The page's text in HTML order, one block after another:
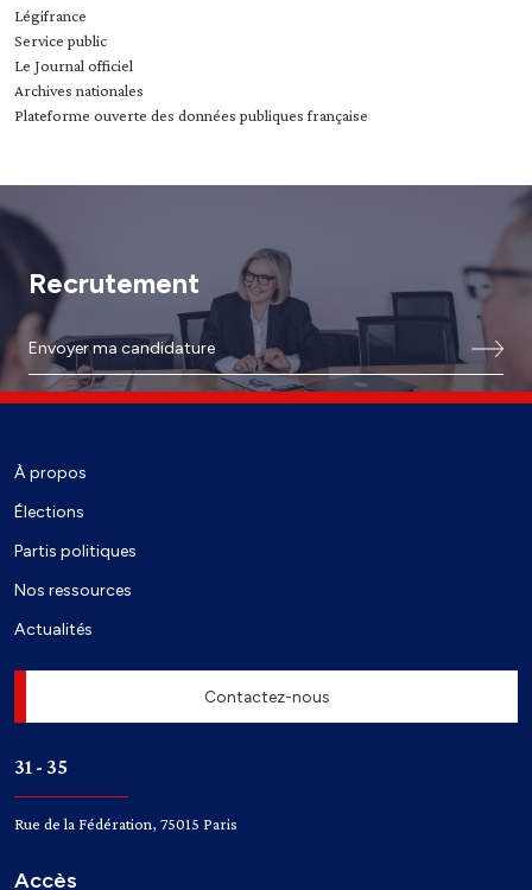
Légifrance
Service public
Le Journal officiel
Archives nationales
Plateforme ouverte des données publiques française
Recrutement
Envoyer ma candidature
À propos
Élections
Partis politiques
Nos ressources
Actualités
Contactez-nous
31 - 35
Rue de la Fédération, 75015 Paris
Accès